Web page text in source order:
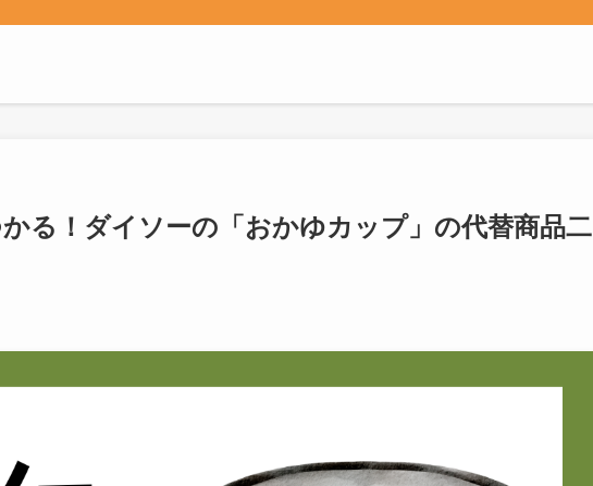
る！ダイソーの「おかゆカップ」の代替商品二